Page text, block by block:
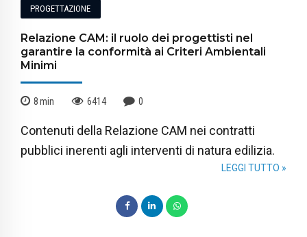
PROGETTAZIONE
Relazione CAM: il ruolo dei progettisti nel
garantire la conformità ai Criteri Ambientali
Minimi
8min 6414 0
Contenuti della Relazione CAM nei contratti
pubblici inerenti agli interventi di natura edilizia.
LEGGI TUTTO »